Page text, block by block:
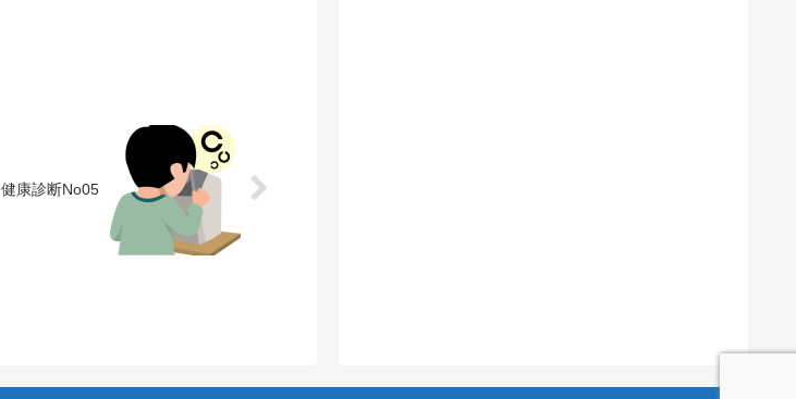
健康診断No05